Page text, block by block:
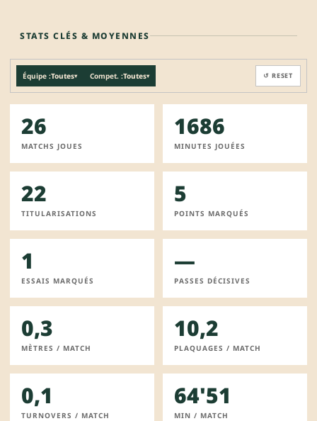
STATS CLÉS & MOYENNES
Équipe :Toutes▾ Compet. :Toutes▾ ↺ RESET
26
MATCHS JOUES
1686
MINUTES JOUÉES
22
TITULARISATIONS
5
POINTS MARQUÉS
1
ESSAIS MARQUÉS
—
PASSES DÉCISIVES
0,3
MÈTRES / MATCH
10,2
PLAQUAGES / MATCH
0,1
TURNOVERS / MATCH
64'51
MIN / MATCH